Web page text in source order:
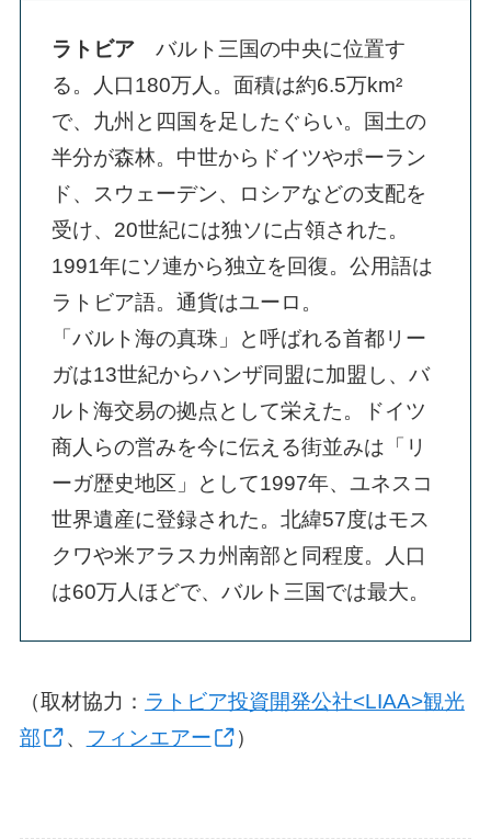
ラトビア バルト三国の中央に位置す
る。人口180万人。面積は約6.5万km²
で、九州と四国を足したぐらい。国土の
半分が森林。中世からドイツやポーラン
ド、スウェーデン、ロシアなどの支配を
受け、20世紀には独ソに占領された。
1991年にソ連から独立を回復。公用語は
ラトビア語。通貨はユーロ。
「バルト海の真珠」と呼ばれる首都リー
ガは13世紀からハンザ同盟に加盟し、バ
ルト海交易の拠点として栄えた。ドイツ
商人らの営みを今に伝える街並みは「リ
ーガ歴史地区」として1997年、ユネスコ
世界遺産に登録された。北緯57度はモス
クワや米アラスカ州南部と同程度。人口
は60万人ほどで、バルト三国では最大。
（取材協力： ラトビア投資開発公社<LIAA>観光
部
、 フィンエアー ）